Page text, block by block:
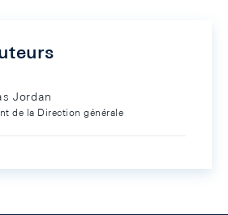
Jordan
de la Direction générale